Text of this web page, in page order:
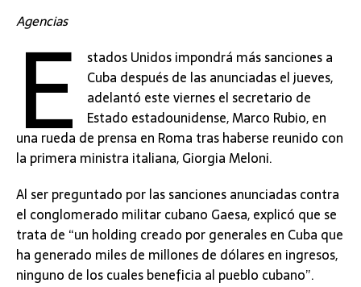
Agencias
E
stados Unidos impondrá más sanciones a
Cuba después de las anunciadas el jueves,
adelantó este viernes el secretario de
Estado estadounidense, Marco Rubio, en
una rueda de prensa en Roma tras haberse reunido con
la primera ministra italiana, Giorgia Meloni.
Al ser preguntado por las sanciones anunciadas contra
el conglomerado militar cubano Gaesa, explicó que se
trata de “un holding creado por generales en Cuba que
ha generado miles de millones de dólares en ingresos,
ninguno de los cuales beneficia al pueblo cubano”.